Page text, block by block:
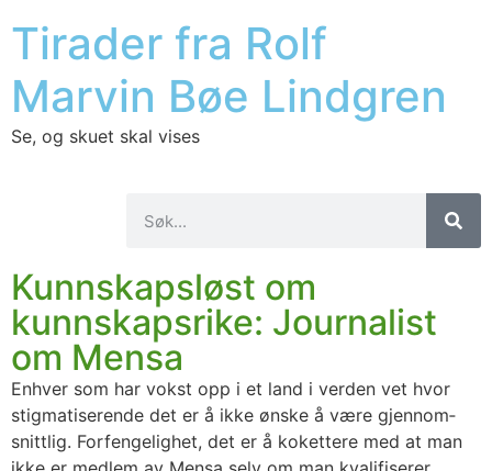
Tirader fra Rolf
Marvin Bøe Lindgren
Se, og skuet skal vises
Kunnskapsløst om
kunnskapsrike: Journalist
om Mensa
Enhver som har vokst opp i et land i ver­den vet hvor
stig­ma­ti­se­ren­de det er å ikke øns­ke å være gjen­nom­
snitt­lig. For­fen­ge­lig­het, det er å koket­te­re med at man